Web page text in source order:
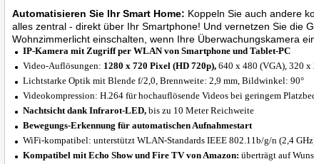
Automatisieren Sie Ihr Smart Home: Koppeln Sie auch andere
alles zentral - direkt über Ihr Smartphone! Und vernetzen Sie die
Wohnzimmerlicht einschalten, wenn Ihre Überwachungskamera
IP-Kamera mit Zugriff per WLAN von Smartphone und Tablet-PC
Video-Auflösungen: 1280 x 720 Pixel (HD 720p), 640 x 480 (VGA), 320
Lichtstarke Optik mit Blende f/2,0, Brennweite: 2,9 mm, Bildwinkel: 90°
Videokompression: H.264 für hochauflösende Videos bei geringem
Nachtsicht dank Infrarot-LED, bis zu 10 Meter Reichweite
Bewegungs-Erkennung für automatischen Aufnahmestart
WiFi-kompatibel: unterstützt WLAN-Standards IEEE 802.11b/g/n (2,4
Kompatibel mit Echo Show und Fire TV von Amazon: überträgt auf